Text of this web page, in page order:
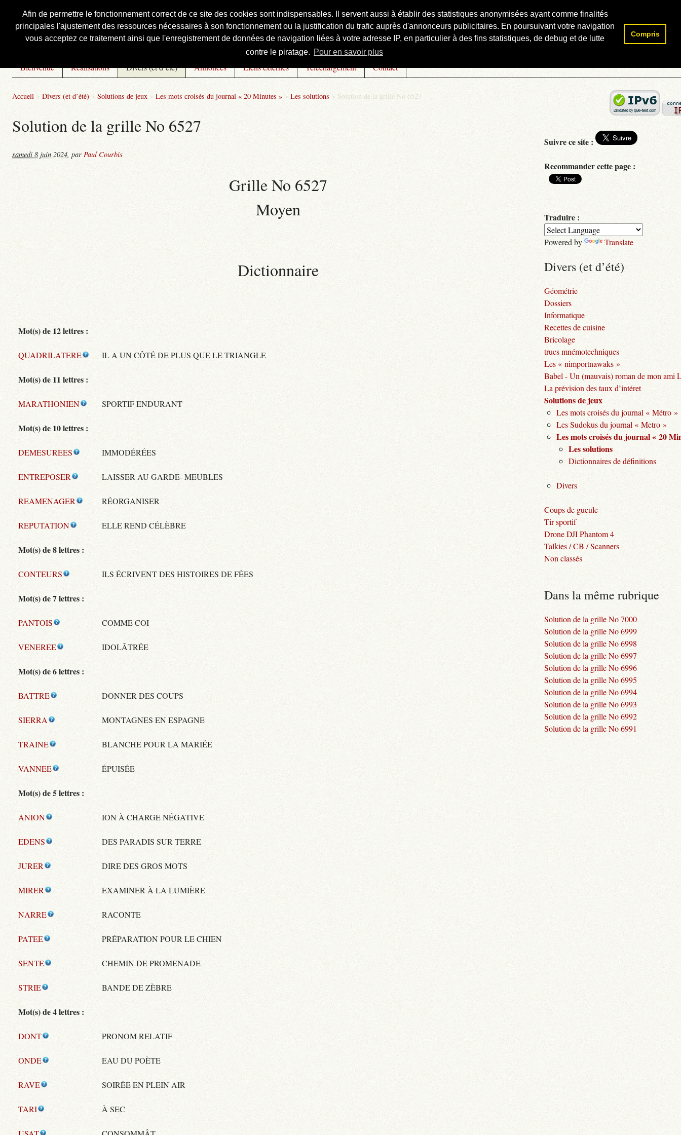
Afin de permettre le fonctionnement correct de ce site des cookies sont indispensables. Il servent aussi à établir des statistiques anonymisées ayant comme finalités
principales l'ajustement des ressources nécessaires à son fonctionnement ou la justification du trafic auprès d'annonceurs publicitaires. En poursuivant votre navigation
vous acceptez ce traitement ainsi que l'enregistrement de données de navigation liées à votre adresse IP, en particulier à des fins statistiques, de debug et de lutte
contre le piratage. Pour en savoir plus
Compris
Courbis, « LE » Blog Officiel
Bienvenue Réalisations Divers (et d’été) Annonces Liens externes Téléchargement Contact
Accueil > Divers (et d’été) > Solutions de jeux > Les mots croisés du journal « 20 Minutes » > Les solutions > Solution de la grille No 6527
Solution de la grille No 6527
samedi 8 juin 2024, par Paul Courbis
Grille No 6527
Moyen
Dictionnaire
Mot(s) de 12 lettres :
QUADRILATERE IL A UN CÔTÉ DE PLUS QUE LE TRIANGLE
Mot(s) de 11 lettres :
MARATHONIEN SPORTIF ENDURANT
Mot(s) de 10 lettres :
DEMESUREES IMMODÉRÉES
ENTREPOSER LAISSER AU GARDE- MEUBLES
REAMENAGER RÉORGANISER
REPUTATION ELLE REND CÉLÈBRE
Mot(s) de 8 lettres :
CONTEURS ILS ÉCRIVENT DES HISTOIRES DE FÉES
Mot(s) de 7 lettres :
PANTOIS COMME COI
VENEREE IDOLÂTRÉE
Mot(s) de 6 lettres :
BATTRE DONNER DES COUPS
SIERRA MONTAGNES EN ESPAGNE
TRAINE BLANCHE POUR LA MARIÉE
VANNEE ÉPUISÉE
Mot(s) de 5 lettres :
ANION ION À CHARGE NÉGATIVE
EDENS DES PARADIS SUR TERRE
JURER DIRE DES GROS MOTS
MIRER EXAMINER À LA LUMIÈRE
NARRE RACONTE
PATEE PRÉPARATION POUR LE CHIEN
SENTE CHEMIN DE PROMENADE
STRIE BANDE DE ZÈBRE
Mot(s) de 4 lettres :
DONT PRONOM RELATIF
ONDE EAU DU POÈTE
RAVE SOIRÉE EN PLEIN AIR
TARI À SEC
Rechercher :
Suivre ce site :
Recommander cette page :
Traduire :
Powered by Translate
Divers (et d’été)
Géométrie
Dossiers
Informatique
Recettes de cuisine
Bricolage
trucs mnémotechniques
Les « nimportnawaks »
Babel - Un (mauvais) roman de mon ami
La prévision des taux d’intéret
Solutions de jeux
Les mots croisés du journal « Métro »
Les Sudokus du journal « Metro »
Les mots croisés du journal « 20
Les solutions
Dictionnaires de définitions
Divers
Coups de gueule
Tir sportif
Drone DJI Phantom 4
Talkies / CB / Scanners
Non classés
Dans la même rubrique
Solution de la grille No 7000
Solution de la grille No 6999
Solution de la grille No 6998
Solution de la grille No 6997
Solution de la grille No 6996
Solution de la grille No 6995
Solution de la grille No 6994
Solution de la grille No 6993
Solution de la grille No 6992
Solution de la grille No 6991